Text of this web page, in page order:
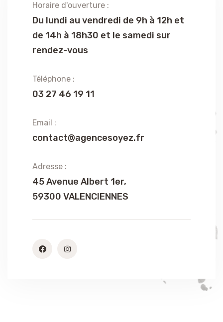
Horaire d'ouverture :
Du lundi au vendredi de 9h à 12h et
de 14h à 18h30 et le samedi sur
rendez-vous
Téléphone :
03 27 46 19 11
Email :
contact@agencesoyez.fr
Adresse :
45 Avenue Albert 1er,
59300 VALENCIENNES